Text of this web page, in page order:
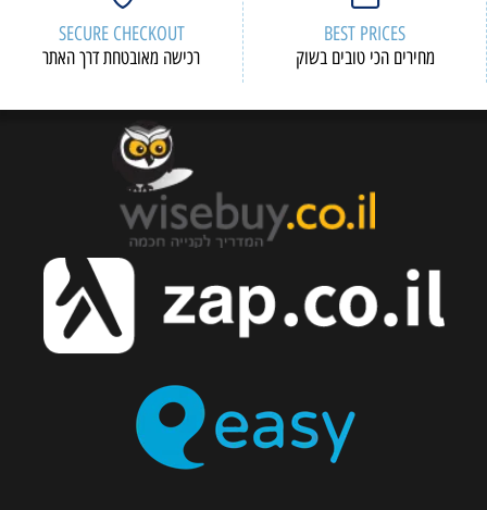
BEST PRICES
מחירים הכי טובים בשוק
SECURE CHECKOUT
רכישה מאובטחת דרך האתר